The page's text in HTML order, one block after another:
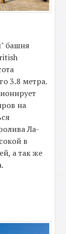
башня
3.8 метра.
на
Ла-
в
а так же